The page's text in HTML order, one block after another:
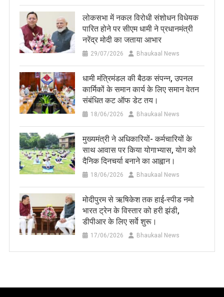
लोकसभा में नकल विरोधी संशोधन विधेयक
पारित होने पर सीएम धामी ने प्रधानमंत्री
नरेंद्र मोदी का जताया आभार
29/07/2026 Bhaukaal News
धामी मंत्रिमंडल की बैठक संपन्न, उपनल
कार्मिकों के समान कार्य के लिए समान वेतन
संबंधित कट ऑफ डेट तय।
18/06/2026 Bhaukaal News
मुख्यमंत्री ने अधिकारियों- कर्मचारियों के
साथ आवास पर किया योगाभ्यास, योग को
दैनिक दिनचर्या बनाने का आह्वान।
18/06/2026 Bhaukaal News
मोदीपुरम से ऋषिकेश तक हाई‑स्पीड नमो
भारत ट्रेन के विस्तार को हरी झंडी,
डीपीआर के लिए सर्वे शुरू।
17/06/2026 Bhaukaal News